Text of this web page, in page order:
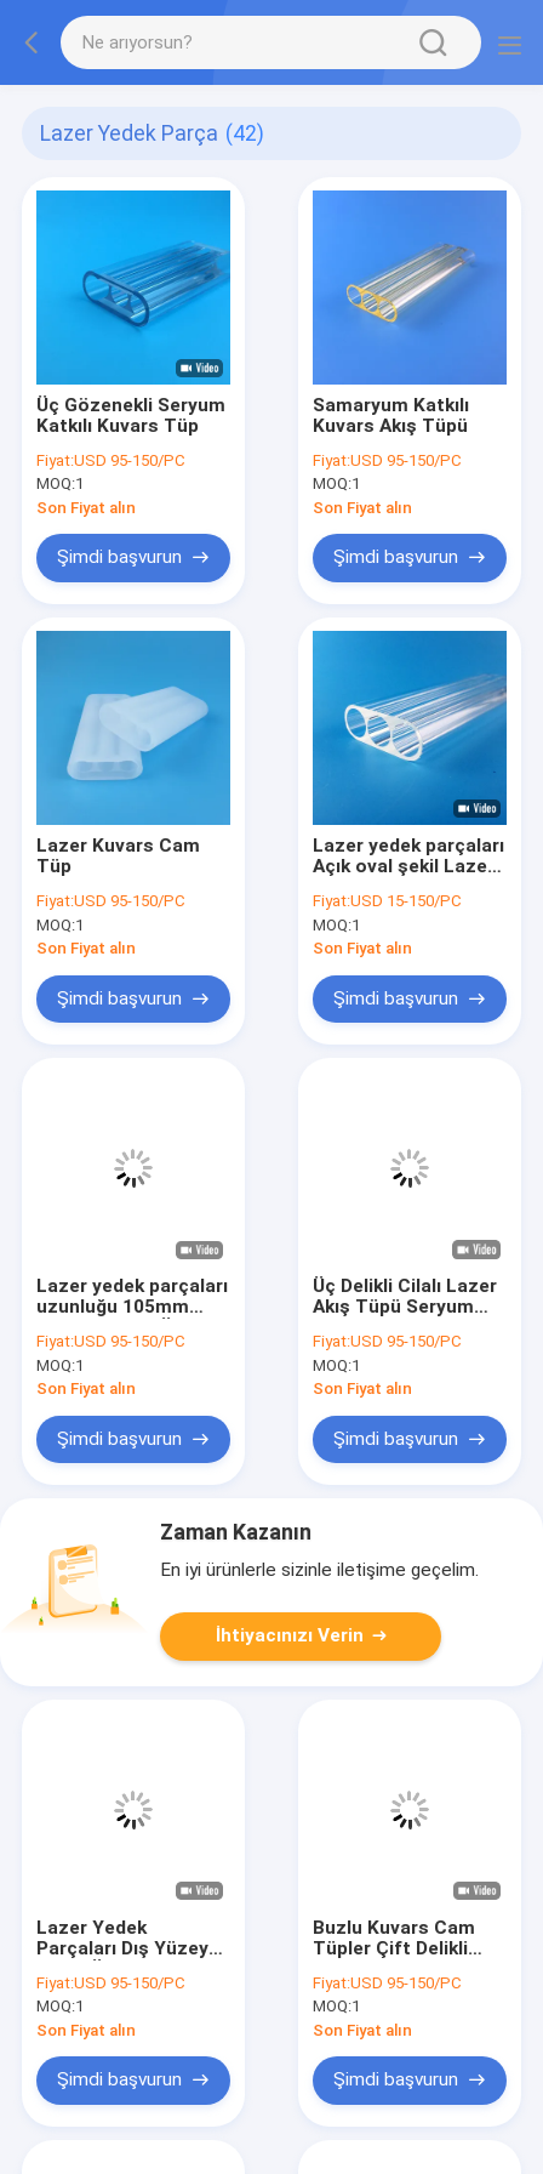
Lazer Yedek Parça (42)
Üç Gözenekli Seryum
Katkılı Kuvars Tüp
Fiyat:USD 95-150/PC
MOQ:1
Son Fiyat alın
Şimdi başvurun
Samaryum Katkılı
Kuvars Akış Tüpü
Fiyat:USD 95-150/PC
MOQ:1
Son Fiyat alın
Şimdi başvurun
Lazer Kuvars Cam
Tüp
Fiyat:USD 95-150/PC
MOQ:1
Son Fiyat alın
Şimdi başvurun
Lazer yedek parçaları
Açık oval şekil Lazer
delikli Lazer akış
borusu
Fiyat:USD 15-150/PC
MOQ:1
Son Fiyat alın
Şimdi başvurun
Lazer yedek parçaları
uzunluğu 105mm
Boru Apaçık
Fiyat:USD 95-150/PC
MOQ:1
Son Fiyat alın
Şimdi başvurun
Üç Delikli Cilalı Lazer
Akış Tüpü Seryum
Renk
Fiyat:USD 95-150/PC
MOQ:1
Son Fiyat alın
Şimdi başvurun
Zaman Kazanın
En iyi ürünlerle sizinle iletişime geçelim.
İhtiyacınızı Verin
Lazer Yedek
Parçaları Dış Yüzey
Kuvars Cam Tüp
Fiyat:USD 95-150/PC
MOQ:1
Son Fiyat alın
Şimdi başvurun
Buzlu Kuvars Cam
Tüpler Çift Delikli
Kuvars Akış Tüpleri
Fiyat:USD 95-150/PC
MOQ:1
Son Fiyat alın
Şimdi başvurun